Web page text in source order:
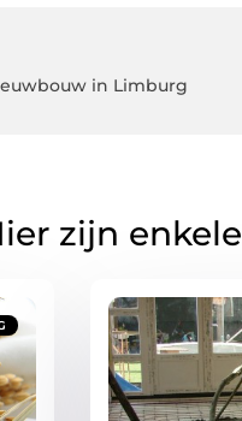
in Limburg
zijn enkele